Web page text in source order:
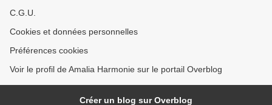
C.G.U.
Cookies et données personnelles
Préférences cookies
Voir le profil de Amalia Harmonie sur le portail Overblog
Créer un blog sur Overblog